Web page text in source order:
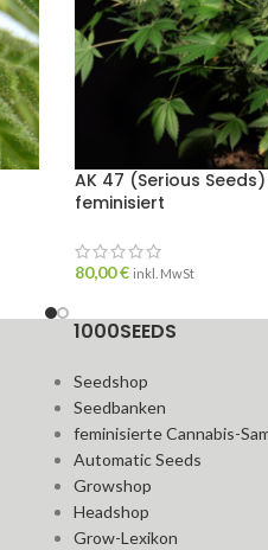
AK 47 (Serious
feminisiert
80,00€ inkl. MwSt
1000SEEDS
Seedshop
Seedbanken
feminisierte Cannabis-
Automatic Seeds
Growshop
Headshop
Grow-Lexikon